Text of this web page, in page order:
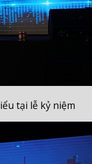
tại lễ kỷ niệm